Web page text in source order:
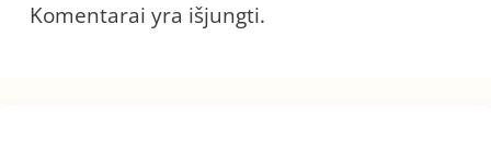
Komentarai yra išjungti.